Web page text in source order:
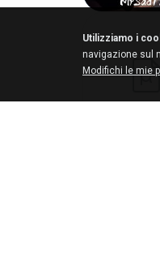
Utilizziamo i
navigazione sul
Modifichi le mie